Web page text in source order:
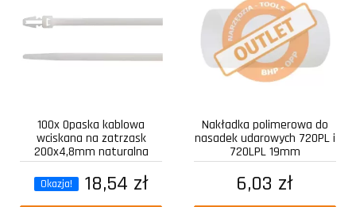
100x Opaska kablowa
wciskana na zatrzask
200x4,8mm naturalna
Okazja! 18,54 zł
Nakładka polimerowa do
nasadek udarowych 720PL i
720LPL 19mm
6,03 zł